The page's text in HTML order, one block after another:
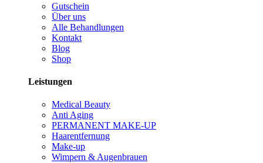
Gutschein
Über uns
Alle Behandlungen
Kontakt
Blog
Shop
Leistungen
Medical Beauty
Anti Aging
PERMANENT MAKE-UP
Haarentfernung
Make-up
Wimpern & Augenbrauen